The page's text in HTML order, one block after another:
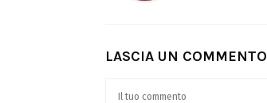
LASCIA UN COMMENTO